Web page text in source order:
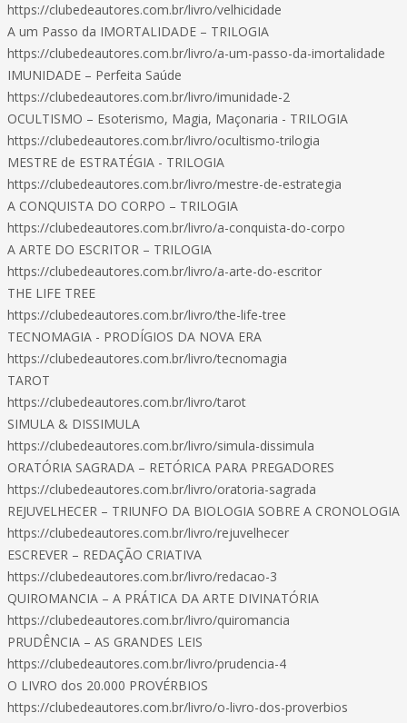
https://clubedeautores.com.br/livro/velhicidade
A um Passo da IMORTALIDADE – TRILOGIA
https://clubedeautores.com.br/livro/a-um-passo-da-imortalidade
IMUNIDADE – Perfeita Saúde
https://clubedeautores.com.br/livro/imunidade-2
OCULTISMO – Esoterismo, Magia, Maçonaria - TRILOGIA
https://clubedeautores.com.br/livro/ocultismo-trilogia
MESTRE de ESTRATÉGIA - TRILOGIA
https://clubedeautores.com.br/livro/mestre-de-estrategia
A CONQUISTA DO CORPO – TRILOGIA
https://clubedeautores.com.br/livro/a-conquista-do-corpo
A ARTE DO ESCRITOR – TRILOGIA
https://clubedeautores.com.br/livro/a-arte-do-escritor
THE LIFE TREE
https://clubedeautores.com.br/livro/the-life-tree
TECNOMAGIA - PRODÍGIOS DA NOVA ERA
https://clubedeautores.com.br/livro/tecnomagia
TAROT
https://clubedeautores.com.br/livro/tarot
SIMULA & DISSIMULA
https://clubedeautores.com.br/livro/simula-dissimula
ORATÓRIA SAGRADA – RETÓRICA PARA PREGADORES
https://clubedeautores.com.br/livro/oratoria-sagrada
REJUVELHECER – TRIUNFO DA BIOLOGIA SOBRE A CRONOLOGIA
https://clubedeautores.com.br/livro/rejuvelhecer
ESCREVER – REDAÇÃO CRIATIVA
https://clubedeautores.com.br/livro/redacao-3
QUIROMANCIA – A PRÁTICA DA ARTE DIVINATÓRIA
https://clubedeautores.com.br/livro/quiromancia
PRUDÊNCIA – AS GRANDES LEIS
https://clubedeautores.com.br/livro/prudencia-4
O LIVRO dos 20.000 PROVÉRBIOS
https://clubedeautores.com.br/livro/o-livro-dos-proverbios